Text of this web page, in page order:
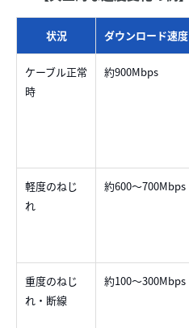
状況 ダウンロード速度
ケーブル正常
時
約900Mbps
軽度のねじ
れ
約600〜700Mbps
重度のねじ
れ・断線
約100〜300Mbps